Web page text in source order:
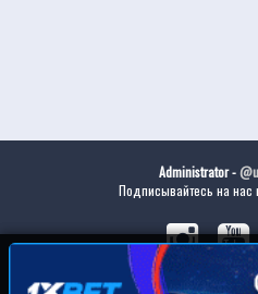
Administrator -
Подписывайтесь на нас
Скачайте наше